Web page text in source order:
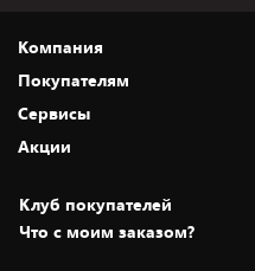
Компания
О нас
Адреса магазинов
Новости
Статьи и обзоры
Вакансии
Покупателям
Как сделать заказ
Оплата и доставка
Безналичный расчёт
Обмен и возврат товара
Сервисы
Установка техники
Для игровых консолей
Акции
Скидки и промокоды
Белорусские товары
Клуб покупателей
Что с моим заказом?